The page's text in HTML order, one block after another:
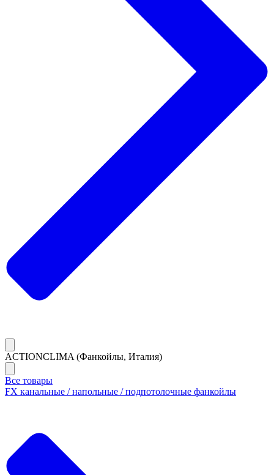
ACTIONCLIMA (Фанкойлы, Италия)
Все товары
FX канальные / напольные / подпотолочные фанкойлы